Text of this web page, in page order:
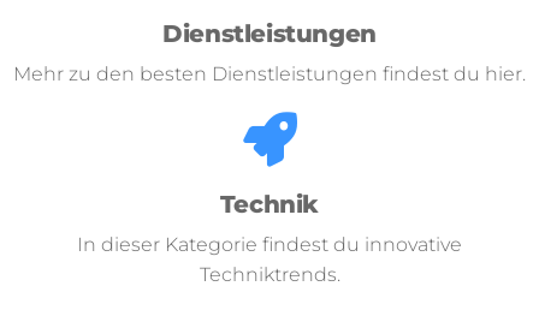
Dienstleistungen
Mehr zu den besten Dienstleistungen findest du hier.
Technik
In dieser Kategorie findest du innovative
Techniktrends.